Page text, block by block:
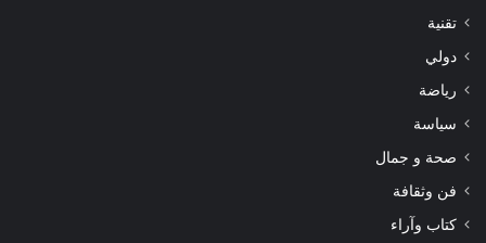
تقنية
دولي
رياضة
سياسة
صحة و جمال
فن وثقافة
كتاب وآراء